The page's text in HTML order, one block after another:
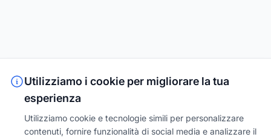
Utilizziamo i cookie per migliorare la tua
esperienza
Utilizziamo cookie e tecnologie simili per personalizzare
contenuti, fornire funzionalità di social media e analizzare il